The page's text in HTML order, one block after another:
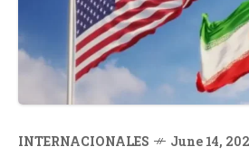
INTERNACIONALES June 14,